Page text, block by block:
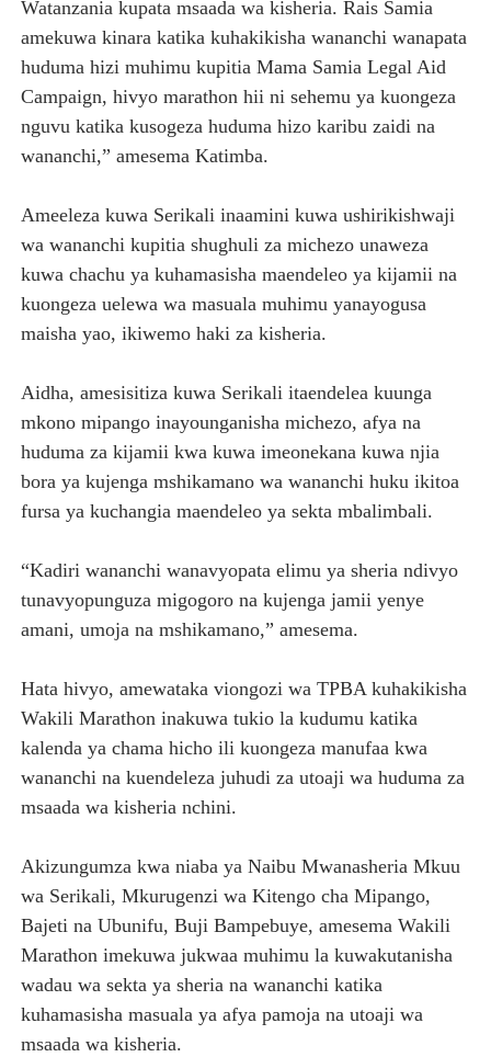
Watanzania kupata msaada wa kisheria. Rais Samia
amekuwa kinara katika kuhakikisha wananchi wanapata
huduma hizi muhimu kupitia Mama Samia Legal Aid
Campaign, hivyo marathon hii ni sehemu ya kuongeza
nguvu katika kusogeza huduma hizo karibu zaidi na
wananchi,” amesema Katimba.
Ameeleza kuwa Serikali inaamini kuwa ushirikishwaji
wa wananchi kupitia shughuli za michezo unaweza
kuwa chachu ya kuhamasisha maendeleo ya kijamii na
kuongeza uelewa wa masuala muhimu yanayogusa
maisha yao, ikiwemo haki za kisheria.
Aidha, amesisitiza kuwa Serikali itaendelea kuunga
mkono mipango inayounganisha michezo, afya na
huduma za kijamii kwa kuwa imeonekana kuwa njia
bora ya kujenga mshikamano wa wananchi huku ikitoa
fursa ya kuchangia maendeleo ya sekta mbalimbali.
“Kadiri wananchi wanavyopata elimu ya sheria ndivyo
tunavyopunguza migogoro na kujenga jamii yenye
amani, umoja na mshikamano,” amesema.
Hata hivyo, amewataka viongozi wa TPBA kuhakikisha
Wakili Marathon inakuwa tukio la kudumu katika
kalenda ya chama hicho ili kuongeza manufaa kwa
wananchi na kuendeleza juhudi za utoaji wa huduma za
msaada wa kisheria nchini.
Akizungumza kwa niaba ya Naibu Mwanasheria Mkuu
wa Serikali, Mkurugenzi wa Kitengo cha Mipango,
Bajeti na Ubunifu, Buji Bampebuye, amesema Wakili
Marathon imekuwa jukwaa muhimu la kuwakutanisha
wadau wa sekta ya sheria na wananchi katika
kuhamasisha masuala ya afya pamoja na utoaji wa
msaada wa kisheria.